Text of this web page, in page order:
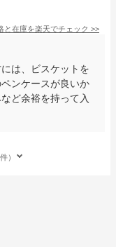
と在庫を楽天でチェック >>
は、ビスケットを
ンケースが良いか
ど余裕を持って入
）